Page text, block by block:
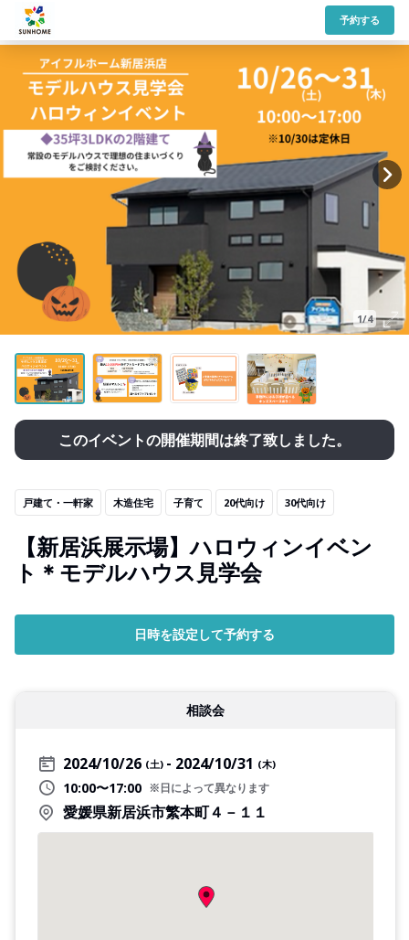
予約する
1/4
このイベントの開催期間は終了致しました。
戸建て・一軒家 木造住宅 子育て 20代向け 30代向け
【新居浜展示場】ハロウィンイベン
ト＊モデルハウス見学会
日時を設定して予約する
相談会
2024/10/26 (土) 2024/10/31 (木)
10:00〜17:00 ※日によって異なります
愛媛県新居浜市繁本町４－１１